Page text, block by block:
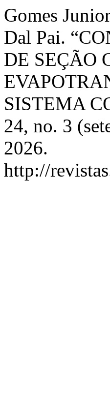
Gomes
Dal Pai.
DE SEÇÃO
SISTEMA
24, no. 3
2026.
http://